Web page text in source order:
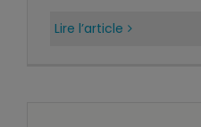
Lire l’article